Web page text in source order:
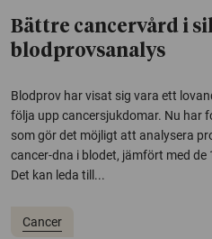
Bättre cancervård i
blodprovsanalys
Blodprov har visat sig vara ett
följa upp cancersjukdomar. Nu har
som gör det möjligt att analysera
cancer-dna i blodet, jämfört med
Det kan leda till...
Cancer